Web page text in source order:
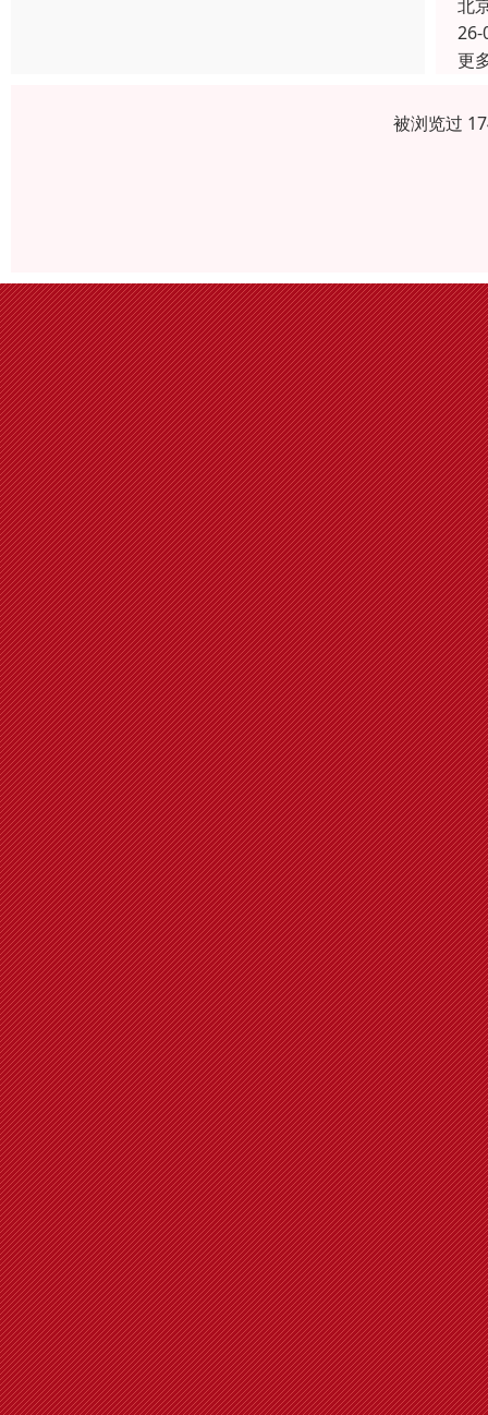
北
26-
更
被浏览过